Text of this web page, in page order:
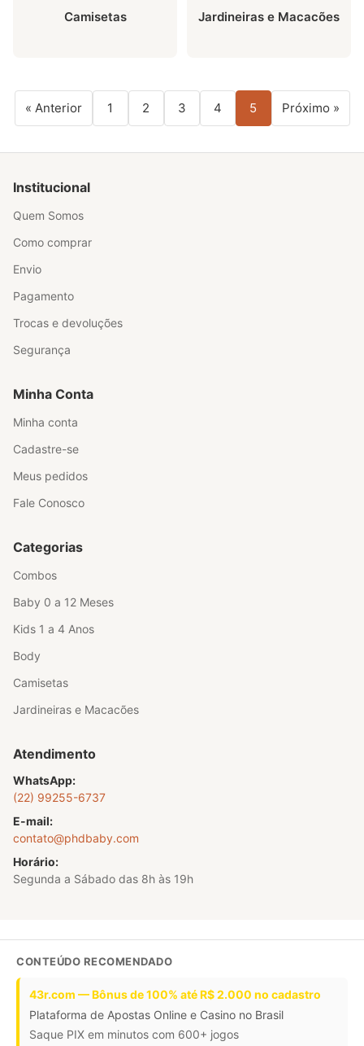
Camisetas Jardineiras e Macacões
« Anterior 1 2 3 4 5 Próximo »
Institucional
Quem Somos
Como comprar
Envio
Pagamento
Trocas e devoluções
Segurança
Minha Conta
Minha conta
Cadastre-se
Meus pedidos
Fale Conosco
Categorias
Combos
Baby 0 a 12 Meses
Kids 1 a 4 Anos
Body
Camisetas
Jardineiras e Macacões
Atendimento
WhatsApp:
(22) 99255-6737
E-mail:
contato@phdbaby.com
Horário:
Segunda a Sábado das 8h às 19h
CONTEÚDO RECOMENDADO
43r.com — Bônus de 100% até R$ 2.000 no cadastro
Plataforma de Apostas Online e Casino no Brasil
Saque PIX em minutos com 600+ jogos